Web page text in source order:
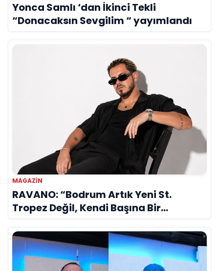
Yonca Samlı ‘dan İkinci Tekli
“Donacaksın Sevgilim “ yayımlandı
MAGAZIN
RAVANO: “Bodrum Artık Yeni St.
Tropez Değil, Kendi Başına Bir
Referans”